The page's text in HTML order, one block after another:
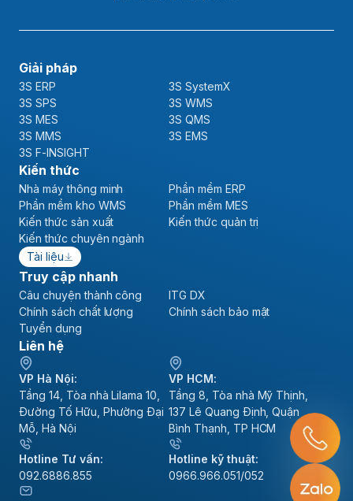
Giải pháp
3S ERP
3S SystemX
3S SPS
3S WMS
3S MES
3S QMS
3S MMS
3S EMS
3S F-INSIGHT
Kiến thức
Nhà máy thông minh
Phần mềm ERP
Phần mềm kho WMS
Phần mềm MES
Kiến thức sản xuất
Kiến thức quản trị
Kiến thức chuyên ngành
Tài liệu
Truy cập nhanh
Câu chuyện thành công
ITG DX
Chính sách chất lượng
Chính sách bảo mật
Tuyển dụng
Liên hệ
VP Hà Nội:
Tầng 14, Tòa nhà Lilama 10,
Đường Tố Hữu, Phường Đại
Mỗ, Hà Nội
VP HCM:
Tầng 8, Tòa nhà Mỹ Thịnh,
137 Lê Quang Định, Quận
Bình Thạnh, TP HCM
Hotline Tư vấn:
092.6886.855
Hotline kỹ thuật:
0966.966.051/052